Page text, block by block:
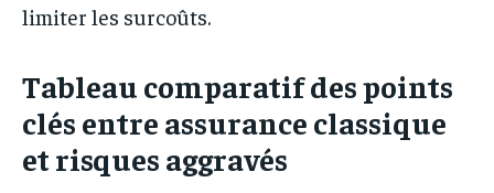
limiter les surcoûts.
Tableau comparatif des points
clés entre assurance classique
et risques aggravés